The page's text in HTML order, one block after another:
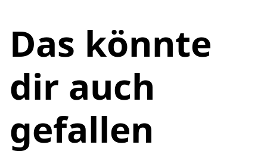
Das könnte
dir auch
gefallen